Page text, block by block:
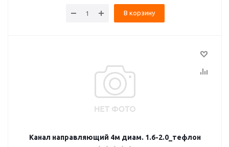
В корзину
Канал направляющий 4м диам. 1.6-2.0_тефлон